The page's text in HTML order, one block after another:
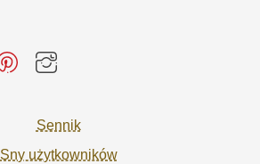
Sennik
Sny użytkowników